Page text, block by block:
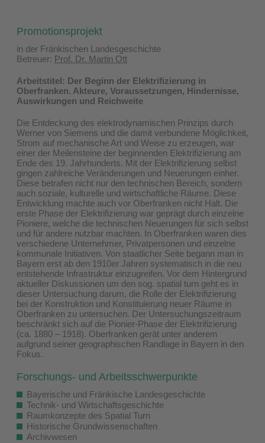
Promotionsprojekt
in der Fränkischen Landesgeschichte
Betreuer: Prof. Dr. Martin Ott
Arbeitstitel: Der Beginn der Elektrifizierung in
Oberfranken. Akteure, Voraussetzungen, Hindernisse,
Auswirkungen und Reichweite
Die Entdeckung des elektrodynamischen Prinzips durch
Werner von Siemens und die damit verbundene Möglichkeit,
Strom auf mechanische Art und Weise zu erzeugen, war
einer der Meilensteine der beginnenden Elektrifizierung am
Ende des 19. Jahrhunderts. Mit der Elektrifizierung selbst
gingen zahlreiche Veränderungen und Neuerungen einher.
Diese betrafen nicht nur den technischen Bereich, sondern
auch soziale, kulturelle und wirtschaftliche Räume. Diese
Entwicklung machte auch vor Oberfranken nicht Halt. Die
erste Phase der Elektrifizierung war geprägt durch einzelne
Pioniere, welche die technischen Neuerungen für sich selbst
und für andere nutzbar machten. In Oberfranken waren dies
verschiedene Unternehmer, Privatpersonen und einzelne
kommunale Initiativen. Von staatlicher Seite begann man in
Bayern erst ab den 1910er Jahren systematisch in die neu
entstehende Infrastruktur einzugreifen. Vor dem Hintergrund
aktueller Diskussionen um den sog. spatial turn geht es in
dieser Untersuchung darum, die Rolle der Elektrifizierung
bei der Konstruktion und Konstituierung neuer Räume in
Oberfranken zu untersuchen. Der Untersuchungszeitraum
beschränkt sich auf die Pionier-Phase der Elektrifizierung
(ca. 1880 – 1918). Oberfranken gerät unter anderem
aufgrund seiner geographischen Randlage in Bayern in den
Fokus.
Forschungs- und Arbeitsschwerpunkte
Bayerische und Fränkische Landesgeschichte
Technik- und Wirtschaftsgeschichte
Raumkonzepte des Spatial Turn
Historische Grundwissenschaften
Archivwesen